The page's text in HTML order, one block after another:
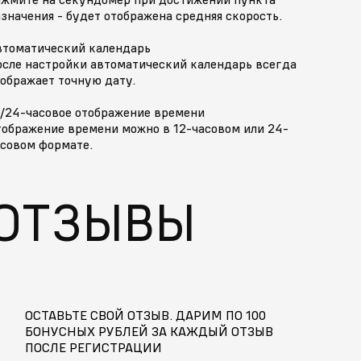
- будет отображена средняя скорость.
календарь
настройки автоматический календарь всегда
точную дату.
24-часовое отображение времени
времени можно в 12-часовом или 24-
формате.
ОСТАВЬТЕ СВОЙ ОТЗЫВ. ДАРИМ ПО 100
БОНУСНЫХ РУБЛЕЙ ЗА КАЖДЫЙ ОТЗЫВ
ПОСЛЕ РЕГИСТРАЦИИ